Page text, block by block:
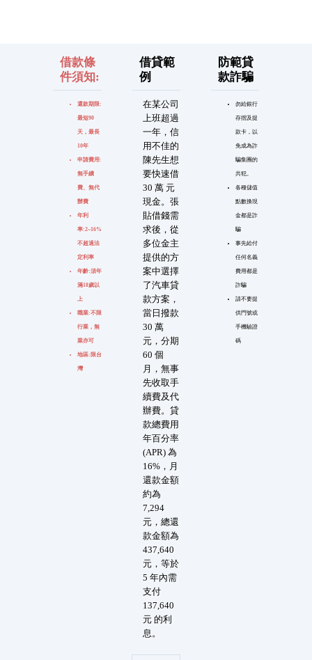
借款條
件須知:
還款期限:
最短90
天，最長
10年
申請費用:
無手續
費、無代
辦費
年利
率:2~16%
不超過法
定利率
年齡:須年
滿18歲以
上
職業:不限
行業，無
業亦可
地區:限台
灣
借貸範
例
在某公司
上班超過
一年，信
用不佳的
陳先生想
要快速借
30 萬 元
現金。張
貼借錢需
求後，從
多位金主
提供的方
案中選擇
了汽車貸
款方案，
當日撥款
30 萬
元，分期
60 個
月，無事
先收取手
續費及代
辦費。貸
款總費用
年百分率
(APR) 為
16%，月
還款金額
約為
7,294
元，總還
款金額為
437,640
元，等於
5 年內需
支付
137,640
元 的利
息。
防範貸
款詐騙
勿給銀行
存摺及提
款卡，以
免成為詐
騙集團的
共犯。
各種儲值
點數換現
金都是詐
騙
事先給付
任何名義
費用都是
詐騙
請不要提
供門號或
手機驗證
碼